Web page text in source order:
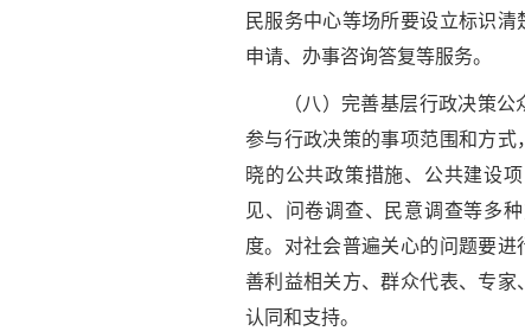
民服务中心等场所要设立标识
申请、办事咨询答复等服务。
（八）完善基层行政决策
参与行政决策的事项范围和方
晓的公共政策措施、公共建设
见、问卷调查、民意调查等多
度。对社会普遍关心的问题要
善利益相关方、群众代表、专
认同和支持。